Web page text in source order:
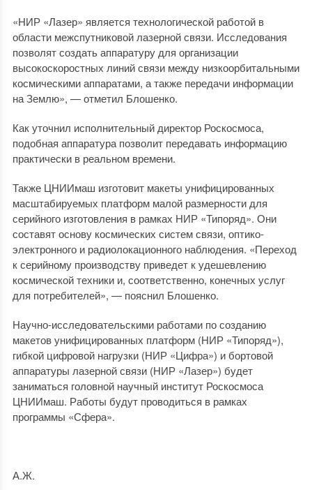
«НИР «Лазер» является технологической работой в
области межспутниковой лазерной связи. Исследования
позволят создать аппаратуру для организации
высокоскоростных линий связи между низкоорбитальными
космическими аппаратами, а также передачи информации
на Землю», — отметил Блошенко.
Как уточнил исполнительный директор Роскосмоса,
подобная аппаратура позволит передавать информацию
практически в реальном времени.
Также ЦНИИмаш изготовит макеты унифицированных
масштабируемых платформ малой размерности для
серийного изготовления в рамках НИР «Типоряд». Они
составят основу космических систем связи, оптико-
электронного и радиолокационного наблюдения. «Переход
к серийному производству приведет к удешевлению
космической техники и, соответственно, конечных услуг
для потребителей», — пояснил Блошенко.
Научно-исследовательскими работами по созданию
макетов унифицированных платформ (НИР «Типоряд»),
гибкой цифровой нагрузки (НИР «Цифра») и бортовой
аппаратуры лазерной связи (НИР «Лазер») будет
заниматься головной научный институт Роскосмоса
ЦНИИмаш. Работы будут проводиться в рамках
программы «Сфера».
А.Ж.